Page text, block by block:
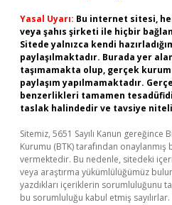
Yasal Uyarı: Bu internet sitesi,
veya şahıs şirketi ile hiçbir
Sitede yalnızca kendi
paylaşılmaktadır. Burada yer
taşımamakta olup, gerçek
paylaşım yapılmamaktadır.
benzerlikleri tamamen
taslak halindedir ve tavsiye
Sitemiz, 5651 Sayılı Kanun
Kurumu (BTK) tarafından onaylanmış
vermektedir. Bu nedenle, sitedeki
veya araştırma yükümlülüğümüz
yazdıkları içeriklerin sorumluluğunu
bu sorumluluğu kabul etmiş sayılırlar.